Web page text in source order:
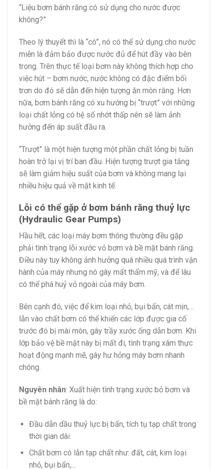
“Liệu bơm bánh răng có sử dụng cho nước được
không?”
Theo lý thuyết thì là “có”, nó có thể sử dụng cho nước
miễn là đảm bảo được nước đủ để hút đầy vào bên
trong. Trên thực tế loại bơm này không thích hợp cho
việc hút – bơm nước, nước không có đặc điểm bối
trơn do đó sẽ dẫn đến hiện tượng ăn mòn răng. Hơn
nữa, bơm bánh răng có xu hướng bị “trượt” với những
loại chất lỏng có hệ số nhớt thấp nên sẽ làm ảnh
hưởng đến áp suất đầu ra.
“Trượt” là một hiện tượng một phần chất lỏng bị tuần
hoàn trở lại vị trí ban đầu. Hiện tượng trượt gia tăng
sẽ làm giảm hiệu suất của bơm và không mang lại
nhiều hiệu quả về mặt kinh tế.
Lỗi có thể gặp ở bơm bánh răng thuỷ lực
(Hydraulic Gear Pumps)
Hầu hết, các loại máy bơm thông thường đều gặp
phải tình trạng lỗi xước vỏ bơm và bề mặt bánh răng.
Điều này tuy không ảnh hưởng quá nhiều quá trình vận
hành của máy nhưng nó gây mất thẩm mỹ, và để lâu
có thể phá huỷ vỏ ngoài của máy bơm.
Bên cạnh đó, việc để kim loại nhỏ, bụi bẩn, cát mịn,…
lẫn vào chất bơm có thể khiến các lớp được gia cố
trước đó bị mài mòn, gây trầy xước ống dẫn bơm. Khi
lớp bảo vệ bề mặt này bị mất đi, tình trạng xâm thực
hoạt động mạnh mẽ, gây hư hỏng máy bơm nhanh
chóng.
Nguyên nhân: Xuất hiện tình trạng xước bỏ bơm và
bề mặt bánh răng là do:
Đầu dẫn dầu thuỷ lực bị bẩn, tích tụ tạp chất trong
thời gian dài.
Chất bơm có lẫn tạp chất như: đất, cát, kim loại
nhỏ, bụi bẩn,…